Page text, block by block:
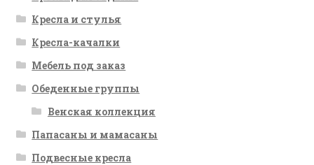
Кресла и стулья
Кресла-качалки
Мебель под заказ
Обеденные группы
Венская коллекция
Папасаны и мамасаны
Подвесные кресла